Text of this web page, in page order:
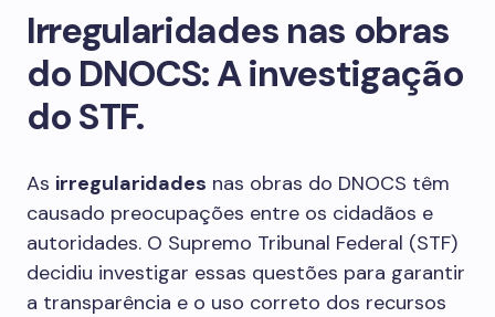
Irregularidades nas obras
do DNOCS: A investigação
do STF.
As irregularidades nas obras do DNOCS têm
causado preocupações entre os cidadãos e
autoridades. O Supremo Tribunal Federal (STF)
decidiu investigar essas questões para garantir
a transparência e o uso correto dos recursos